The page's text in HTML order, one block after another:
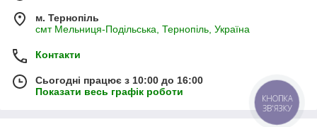
м. Тернопіль
смт Мельниця-Подільська, Тернопіль, Україна
Контакти
Сьогодні працює з 10:00 до 16:00
Показати весь графік роботи
КНОПКА
ЗВ'ЯЗКУ